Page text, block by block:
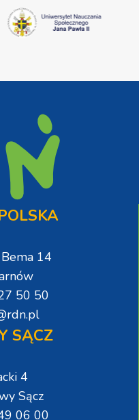
14
50 50
SĄCZ
4
Sącz
06 00